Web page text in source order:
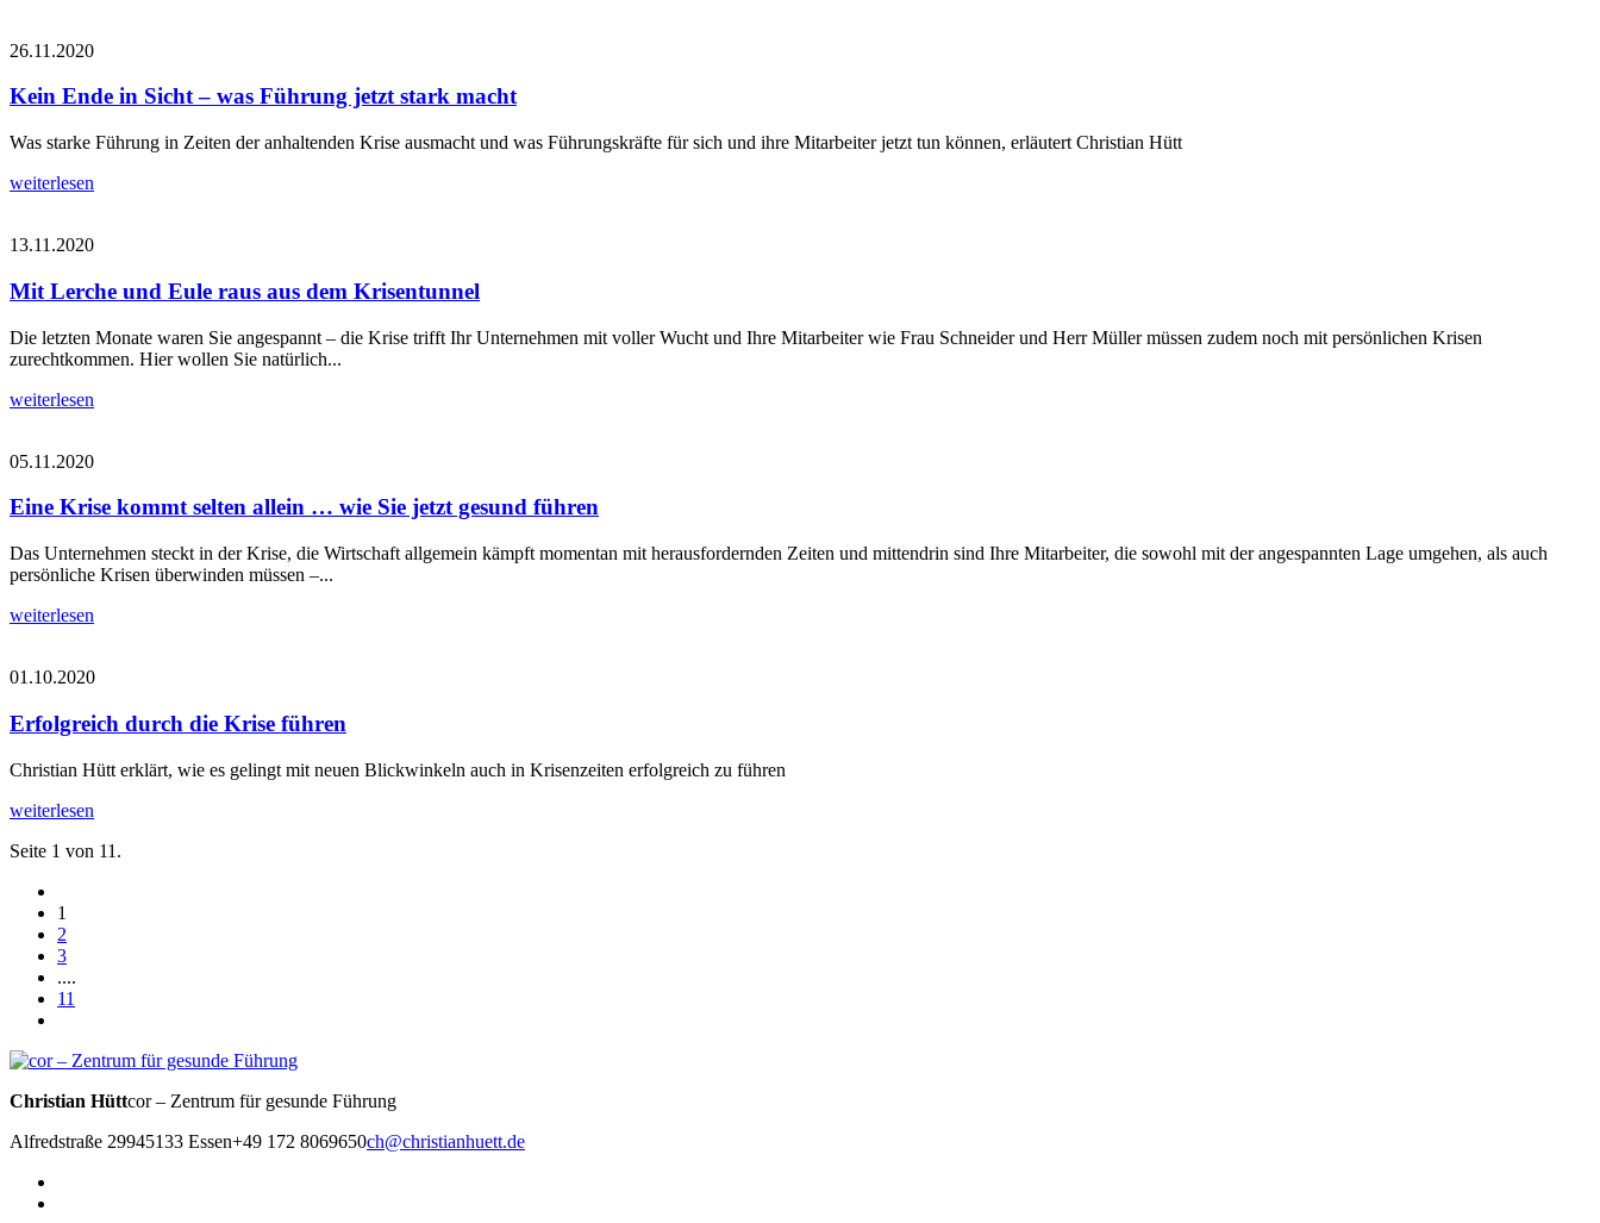
26.11.2020
Kein Ende in Sicht – was Führung jetzt stark macht
Was starke Führung in Zeiten der anhaltenden Krise ausmacht und was Führungskräfte für sich und ihre Mitarbeiter jetzt tun können, erläutert Christian Hütt
weiterlesen
13.11.2020
Mit Lerche und Eule raus aus dem Krisentunnel
Die letzten Monate waren Sie angespannt – die Krise trifft Ihr Unternehmen mit voller Wucht und Ihre Mitarbeiter wie Frau Schneider und Herr Müller müssen zudem noch mit persönlichen Krisen
zurechtkommen. Hier wollen Sie natürlich...
weiterlesen
05.11.2020
Eine Krise kommt selten allein … wie Sie jetzt gesund führen
Das Unternehmen steckt in der Krise, die Wirtschaft allgemein kämpft momentan mit herausfordernden Zeiten und mittendrin sind Ihre Mitarbeiter, die sowohl mit der angespannten Lage umgehen, als auch
persönliche Krisen überwinden müssen –...
weiterlesen
01.10.2020
Erfolgreich durch die Krise führen
Christian Hütt erklärt, wie es gelingt mit neuen Blickwinkeln auch in Krisenzeiten erfolgreich zu führen
weiterlesen
Seite 1 von 11.
1
2
3
....
11
Christian Hüttcor – Zentrum für gesunde Führung
Alfredstraße 29945133 Essen+49 172 8069650ch@christianhuett.de